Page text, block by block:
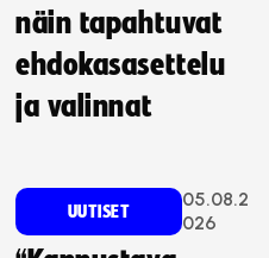
näin tapahtuvat
ehdokasasettelu
ja valinnat
UUTISET
05.08.2
026